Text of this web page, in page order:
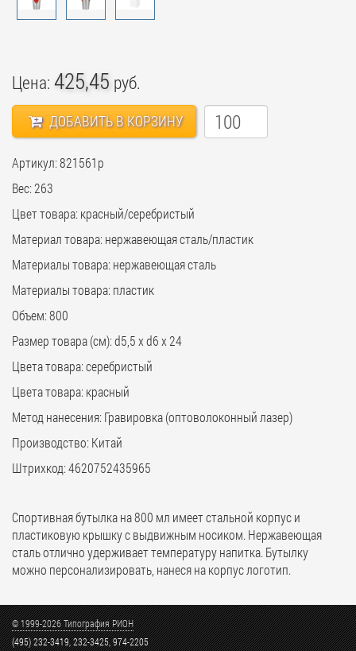
Цена: 425,45 руб.
ДОБАВИТЬ В КОРЗИНУ
Артикул: 821561p
Вес: 263
Цвет товара: красный/серебристый
Материал товара: нержавеющая cталь/пластик
Материалы товара: нержавеющая cталь
Материалы товара: пластик
Объем: 800
Размер товара (см): d5,5 х d6 х 24
Цвета товара: серебристый
Цвета товара: красный
Метод нанесения: Гравировка (оптоволоконный лазер)
Производство: Китай
Штрихкод: 4620752435965
Спортивная бутылка на 800 мл имеет стальной корпус и
пластиковую крышку с выдвижным носиком. Нержавеющая
сталь отлично удерживает температуру напитка. Бутылку
можно персонализировать, нанеся на корпус логотип.
© 1999-2026 Типография РИОН
(495) 232-3419, 232-3425, 974-2205